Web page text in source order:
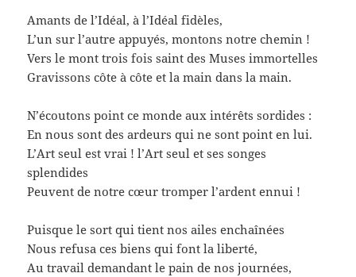
Amants de l’Idéal, à l’Idéal fidèles,
L’un sur l’autre appuyés, montons notre chemin !
Vers le mont trois fois saint des Muses immortelles
Gravissons côte à côte et la main dans la main.
N’écoutons point ce monde aux intérêts sordides :
En nous sont des ardeurs qui ne sont point en lui.
L’Art seul est vrai ! l’Art seul et ses songes
splendides
Peuvent de notre cœur tromper l’ardent ennui !
Puisque le sort qui tient nos ailes enchaînées
Nous refusa ces biens qui font la liberté,
Au travail demandant le pain de nos journées,